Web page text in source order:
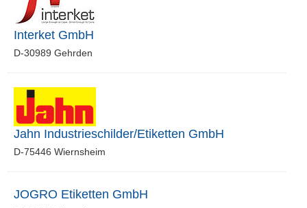
Interket GmbH
D-30989 Gehrden
Jahn Industrieschilder/Etiketten GmbH
D-75446 Wiernsheim
JOGRO Etiketten GmbH